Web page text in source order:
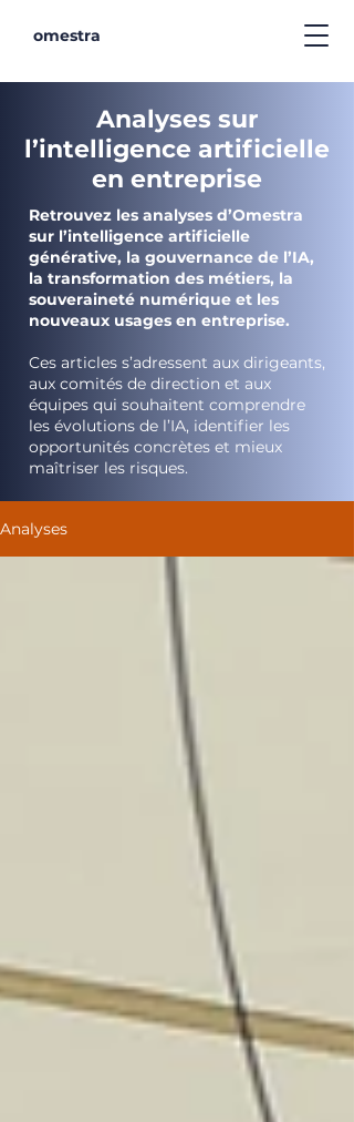
omestra
Analyses sur
l’intelligence artificielle
en entreprise
Retrouvez les analyses d’Omestra
sur l’intelligence artificielle
générative, la gouvernance de l’IA,
la transformation des métiers, la
souveraineté numérique et les
nouveaux usages en entreprise.
Ces articles s’adressent aux dirigeants,
aux comités de direction et aux
équipes qui souhaitent comprendre
les évolutions de l’IA, identifier les
opportunités concrètes et mieux
maîtriser les risques.
Analyses